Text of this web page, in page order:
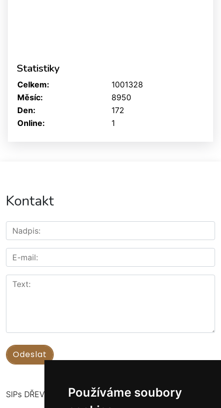
Používáme soubory
Statistiky
Online: 1
Celkem:
1001328
Měsíc:
8950
Den:
172
Kontakt
SIPs DŘEVOSTAVBY